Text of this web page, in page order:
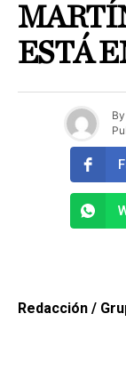
ESTÁ
By
Redacción /